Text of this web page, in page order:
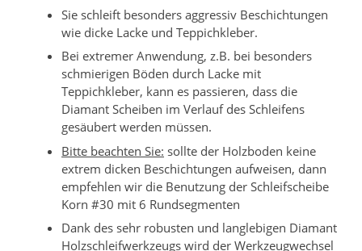
Sie schleift besonders aggressiv Beschichtungen
wie dicke Lacke und Teppichkleber.
Bei extremer Anwendung, z.B. bei besonders
schmierigen Böden durch Lacke mit
Teppichkleber, kann es passieren, dass die
Diamant Scheiben im Verlauf des Schleifens
gesäubert werden müssen.
Bitte beachten Sie: sollte der Holzboden keine
extrem dicken Beschichtungen aufweisen, dann
empfehlen wir die Benutzung der Schleifscheibe
Korn #30 mit 6 Rundsegmenten
Dank des sehr robusten und langlebigen Diamant
Holzschleifwerkzeugs wird der Werkzeugwechsel